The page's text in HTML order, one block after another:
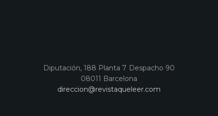
Diputación, 188 Planta 7 Despacho 90
08011 Barcelona
direccion@revistaqueleer.com